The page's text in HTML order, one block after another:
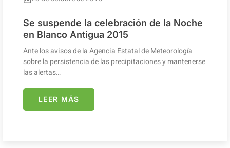
Se suspende la celebración de la Noche
en Blanco Antigua 2015
Ante los avisos de la Agencia Estatal de Meteorología
sobre la persistencia de las precipitaciones y mantenerse
las alertas…
LEER MÁS